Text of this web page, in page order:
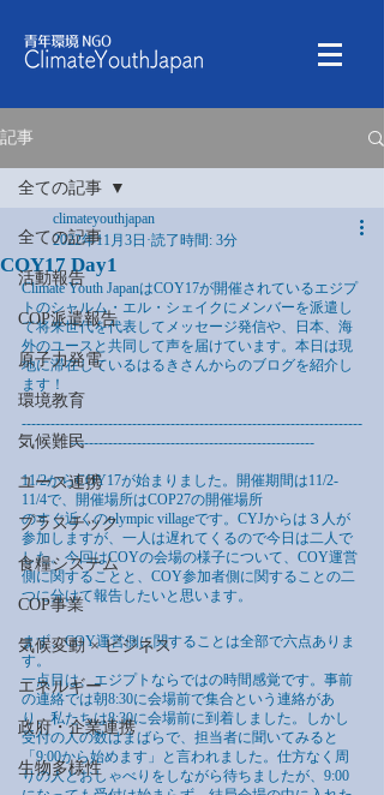
記事
全ての記事
活動報告
COP派遣報告
原子力発電
環境教育
気候難民
ユース連携
プラスチック
食糧システム
COP事業
気候変動 × ビジネス
エネルギー
政府・企業連携
生物多様性
全ての記事
COY17 Day1
climateyouthjapan
2022年11月3日 読了時間: 3分
Climate Youth JapanはCOY17が開催されているエジプ
トのシャルム・エル・シェイクにメンバーを派遣し
て将来世代を代表してメッセージ発信や、日本、海
外のユースと共同して声を届けています。本日は現
地に滞在しているはるきさんからのブログを紹介し
ます！
-----------------------------------------------------------------------
---------------------------------------------------
11/2からCOY17が始まりました。開催期間は11/2-
11/4で、開催場所はCOP27の開催場所
のすぐ近くのolympic villageです。CYJからは３人が
参加しますが、一人は遅れてくるので今日は二人で
した。今回はCOYの会場の様子について、COY運営
側に関することと、COY参加者側に関することの二
つに分けて報告したいと思います。
まず、COY運営側に関することは全部で六点ありま
す。
一点目は、エジプトならではの時間感覚です。事前
の連絡では朝8:30に会場前で集合という連絡があ
り、私たちは8:30に会場前に到着しました。しかし
受付の人の数はまばらで、担当者に聞いてみると
「9:00から始めます」と言われました。仕方なく周
りの人とおしゃべりをしながら待ちましたが、9:00